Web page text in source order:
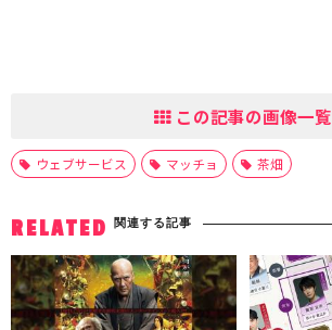
この記事の画像一覧
ウェブサービス マッチョ 茶畑
RELATED 関連する記事